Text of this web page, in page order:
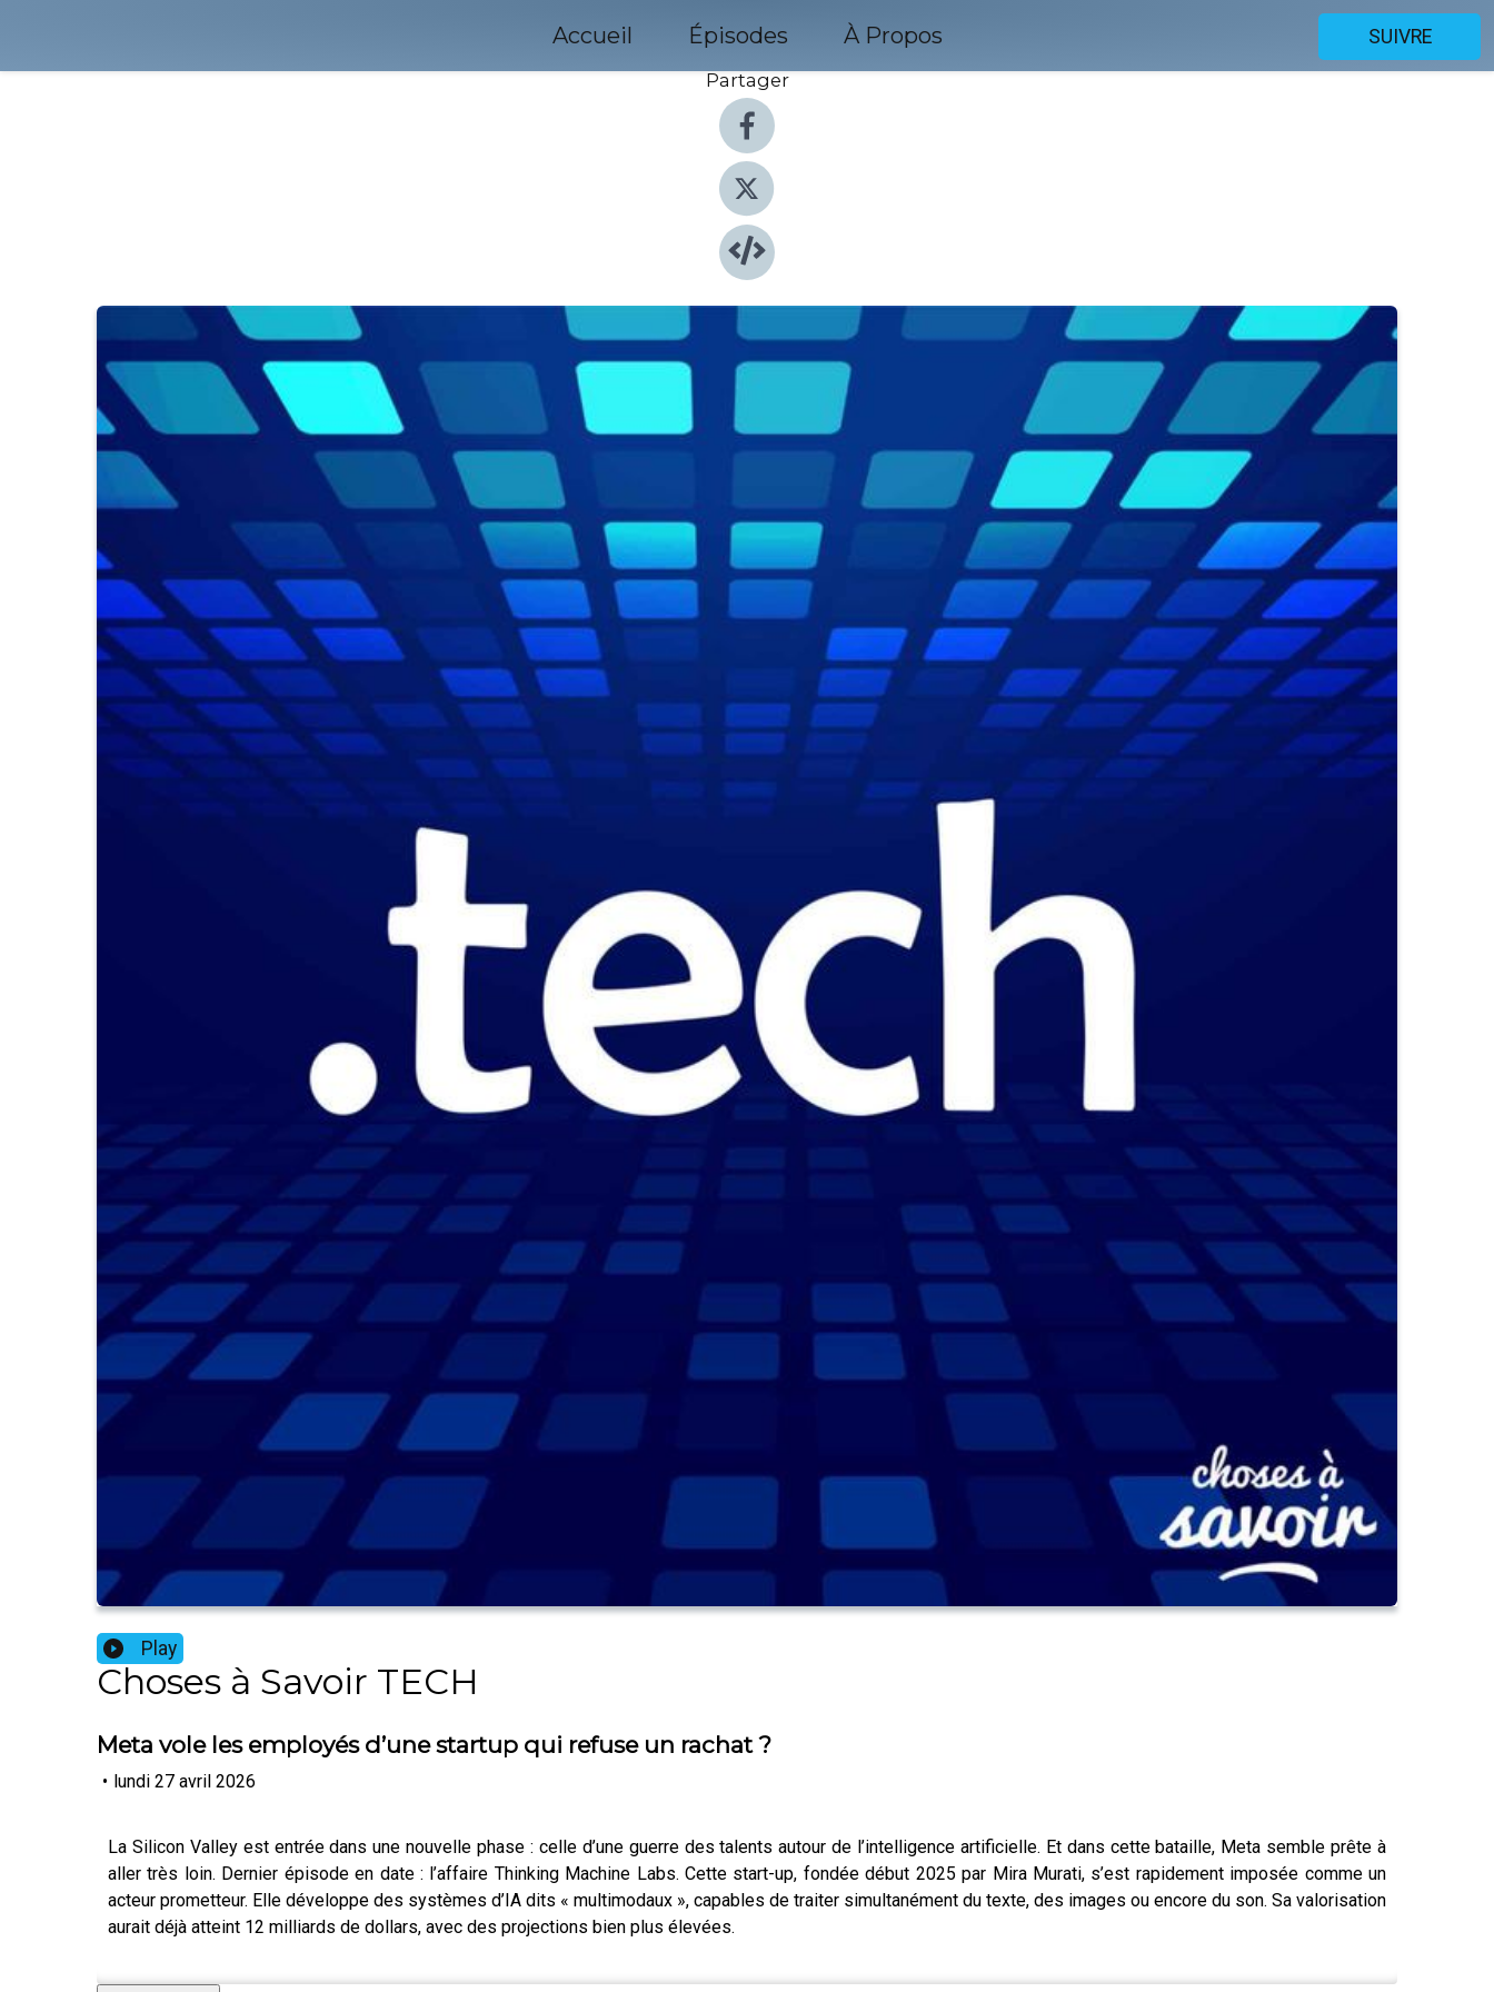
Accueil Épisodes À Propos
SUIVRE
Partager
Play
Choses à Savoir TECH
Meta vole les employés d’une startup qui refuse un rachat ?
• lundi 27 avril 2026
La Silicon Valley est entrée dans une nouvelle phase : celle d’une guerre des talents autour de l’intelligence artificielle. Et dans cette bataille, Meta semble prête à
aller très loin. Dernier épisode en date : l’affaire Thinking Machine Labs. Cette start-up, fondée début 2025 par Mira Murati, s’est rapidement imposée comme un
acteur prometteur. Elle développe des systèmes d’IA dits « multimodaux », capables de traiter simultanément du texte, des images ou encore du son. Sa valorisation
aurait déjà atteint 12 milliards de dollars, avec des projections bien plus élevées.